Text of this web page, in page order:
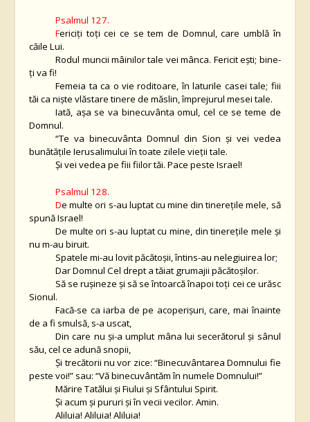
Psalmul 127.
Fericiţi toţi cei ce se tem de Domnul, care umblă în
căile Lui.
Rodul muncii mâinilor tale vei mânca. Fericit eşti; bine-
ţi va fi!
Femeia ta ca o vie roditoare, în laturile casei tale; fiii
tăi ca nişte vlăstare tinere de măslin, împrejurul mesei tale.
Iată, aşa se va binecuvânta omul, cel ce se teme de
Domnul.
“Te va binecuvânta Domnul din Sion şi vei vedea
bunătăţile Ierusalimului în toate zilele vieţii tale.
Şi vei vedea pe fiii fiilor tăi. Pace peste Israel!
Psalmul 128.
De multe ori s-au luptat cu mine din tinereţile mele, să
spună Israel!
De multe ori s-au luptat cu mine, din tinereţile mele şi
nu m-au biruit.
Spatele mi-au lovit păcătoşii, întins-au nelegiuirea lor;
Dar Domnul Cel drept a tăiat grumajii păcătoşilor.
Să se ruşineze şi să se întoarcă înapoi toţi cei ce urăsc
Sionul.
Facă-se ca iarba de pe acoperişuri, care, mai înainte
de a fi smulsă, s-a uscat,
Din care nu şi-a umplut mâna lui secerătorul şi sânul
său, cel ce adună snopii,
Şi trecătorii nu vor zice: “Binecuvântarea Domnului fie
peste voi!” sau: “Vă binecuvântăm în numele Domnului!”
Mărire Tatălui şi Fiului şi Sfântului Spirit.
Şi acum şi pururi şi în vecii vecilor. Amin.
Aliluia! Aliluia! Aliluia!